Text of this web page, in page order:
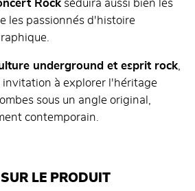
Rockséduira aussi bien les
les passionnés d'histoire
underground et esprit rock,
invitation à explorer l'héritage
sous un angle original,
contemporain.
LE PRODUIT